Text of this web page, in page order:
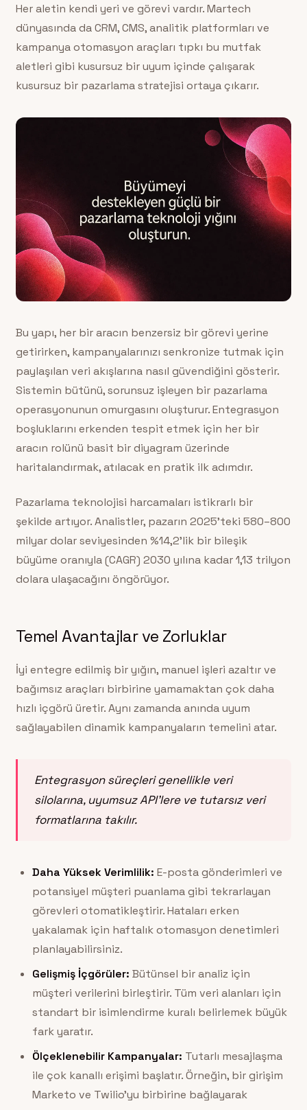
Her aletin kendi yeri ve görevi vardır. Martech
dünyasında da CRM, CMS, analitik platformları ve
kampanya otomasyon araçları tıpkı bu mutfak
aletleri gibi kusursuz bir uyum içinde çalışarak
kusursuz bir pazarlama stratejisi ortaya çıkarır.
Bu yapı, her bir aracın benzersiz bir görevi yerine
getirirken, kampanyalarınızı senkronize tutmak için
paylaşılan veri akışlarına nasıl güvendiğini gösterir.
Sistemin bütünü, sorunsuz işleyen bir pazarlama
operasyonunun omurgasını oluşturur. Entegrasyon
boşluklarını erkenden tespit etmek için her bir
aracın rolünü basit bir diyagram üzerinde
haritalandırmak, atılacak en pratik ilk adımdır.
Pazarlama teknolojisi harcamaları istikrarlı bir
şekilde artıyor. Analistler, pazarın 2025’teki 580–800
milyar dolar seviyesinden %14,2’lik bir bileşik
büyüme oranıyla (CAGR) 2030 yılına kadar 1,13 trilyon
dolara ulaşacağını öngörüyor.
Temel Avantajlar ve Zorluklar
İyi entegre edilmiş bir yığın, manuel işleri azaltır ve
bağımsız araçları birbirine yamamaktan çok daha
hızlı içgörü üretir. Aynı zamanda anında uyum
sağlayabilen dinamik kampanyaların temelini atar.
Entegrasyon süreçleri genellikle veri
silolarına, uyumsuz API’lere ve tutarsız veri
formatlarına takılır.
Daha Yüksek Verimlilik: E-posta gönderimleri ve
potansiyel müşteri puanlama gibi tekrarlayan
görevleri otomatikleştirir. Hataları erken
yakalamak için haftalık otomasyon denetimleri
planlayabilirsiniz.
Gelişmiş İçgörüler: Bütünsel bir analiz için
müşteri verilerini birleştirir. Tüm veri alanları için
standart bir isimlendirme kuralı belirlemek büyük
fark yaratır.
Ölçeklenebilir Kampanyalar: Tutarlı mesajlaşma
ile çok kanallı erişimi başlatır. Örneğin, bir girişim
Marketo ve Twilio’yu birbirine bağlayarak